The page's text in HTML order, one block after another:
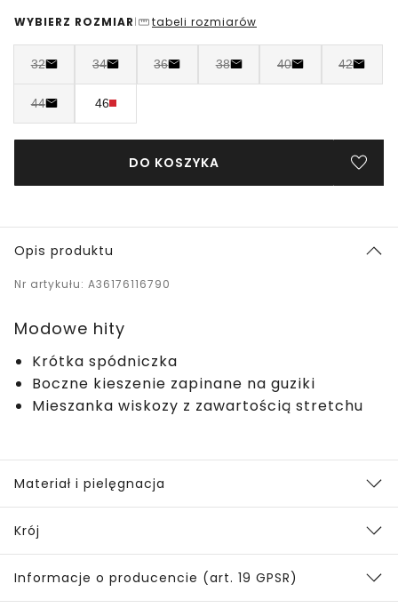
WYBIERZ ROZMIAR | tabeli rozmiarów
32 34 36 38 40 42
44 46
DO KOSZYKA
Opis produktu
Nr artykułu: A36176116790
Modowe hity
Krótka spódniczka
Boczne kieszenie zapinane na guziki
Mieszanka wiskozy z zawartością stretchu
Materiał i pielęgnacja
Krój
Informacje o producencie (art. 19 GPSR)